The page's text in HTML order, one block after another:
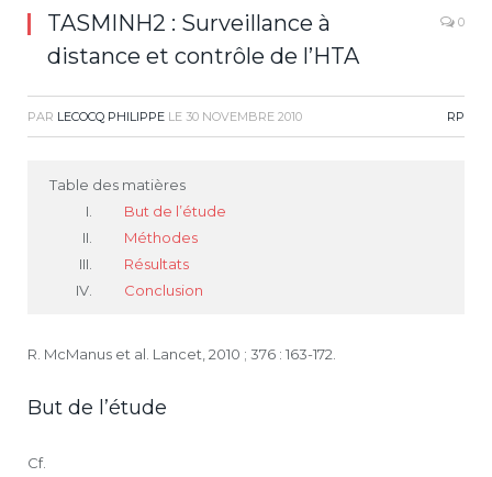
TASMINH2 : Surveillance à
distance et contrôle de l’HTA
0
PAR LECOCQ PHILIPPE LE 30 NOVEMBRE 2010 RP
Table des matières
But de l’étude
Méthodes
Résultats
Conclusion
R. McManus et al. Lancet, 2010 ; 376 : 163-172.
But de l’étude
Cf.